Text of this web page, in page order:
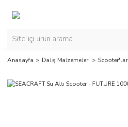
Anasayfa Dalış Malzemeleri Scooter'lar